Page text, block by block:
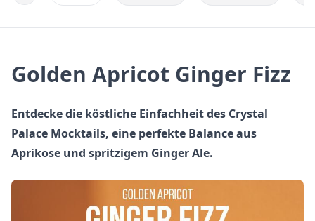
Golden Apricot Ginger Fizz
Entdecke die köstliche Einfachheit des Crystal
Palace Mocktails, eine perfekte Balance aus
Aprikose und spritzigem Ginger Ale.